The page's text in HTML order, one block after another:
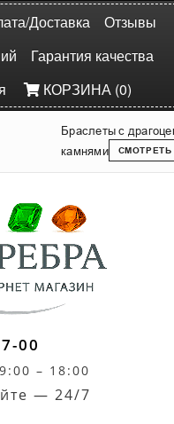
Доставка
Отзывы
Гарантия качества
КОРЗИНА (0)
Браслеты с
камнями
СМОТРЕТЬ
00
– 18:00
— 24/7